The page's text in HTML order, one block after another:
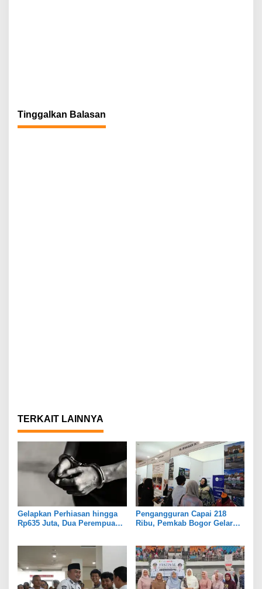
Tinggalkan Balasan
TERKAIT LAINNYA
Gelapkan Perhiasan hingga
Rp635 Juta, Dua Perempuan
Pengangguran Capai 218
Ribu, Pemkab Bogor Gelar